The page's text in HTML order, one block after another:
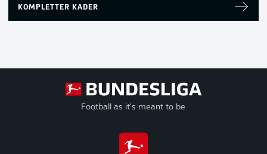
KOMPLETTER KADER
Football as it's meant to be